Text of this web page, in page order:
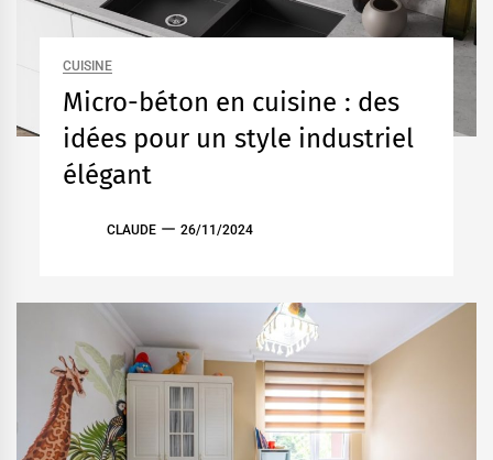
CUISINE
Micro-béton en cuisine : des
idées pour un style industriel
élégant
CLAUDE 26/11/2024